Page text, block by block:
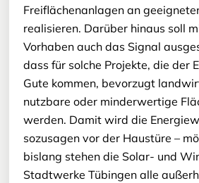
Freiflächenanlagen an
realisieren. Darüber hinaus soll
Vorhaben auch das Signal
dass für solche Projekte, die der
Gute kommen, bevorzugt
nutzbare oder minderwertige
werden. Damit wird die
sozusagen vor der Haustüre –
bislang stehen die Solar- und
Stadtwerke Tübingen alle